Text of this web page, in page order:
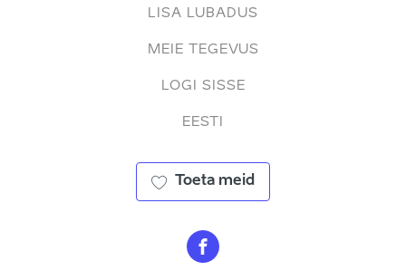
LISA LUBADUS
MEIE TEGEVUS
LOGI SISSE
EESTI
Toeta meid